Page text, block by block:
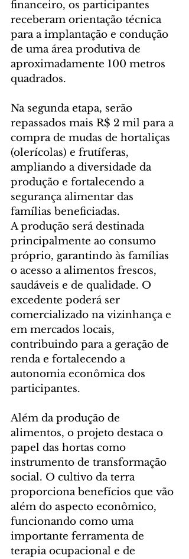
financeiro, os participantes
receberam orientação técnica
para a implantação e condução
de uma área produtiva de
aproximadamente 100 metros
quadrados.
Na segunda etapa, serão
repassados mais R$ 2 mil para a
compra de mudas de hortaliças
(olerícolas) e frutíferas,
ampliando a diversidade da
produção e fortalecendo a
segurança alimentar das
famílias beneficiadas.
A produção será destinada
principalmente ao consumo
próprio, garantindo às famílias
o acesso a alimentos frescos,
saudáveis e de qualidade. O
excedente poderá ser
comercializado na vizinhança e
em mercados locais,
contribuindo para a geração de
renda e fortalecendo a
autonomia econômica dos
participantes.
Além da produção de
alimentos, o projeto destaca o
papel das hortas como
instrumento de transformação
social. O cultivo da terra
proporciona benefícios que vão
além do aspecto econômico,
funcionando como uma
importante ferramenta de
terapia ocupacional e de